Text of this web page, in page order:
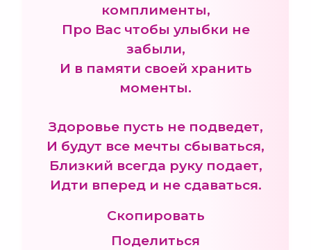
комплименты,
Про Вас чтобы улыбки не
забыли,
И в памяти своей хранить
моменты.
Здоровье пусть не подведет,
И будут все мечты сбываться,
Близкий всегда руку подает,
Идти вперед и не сдаваться.
Скопировать
Поделиться